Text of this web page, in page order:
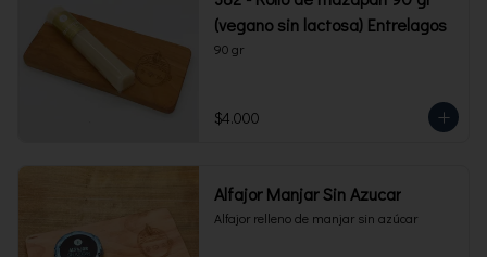
(vegano sin lactosa) Entrelagos
90 gr
$4.000
Alfajor Manjar Sin Azucar
Alfajor relleno de manjar sin azúcar